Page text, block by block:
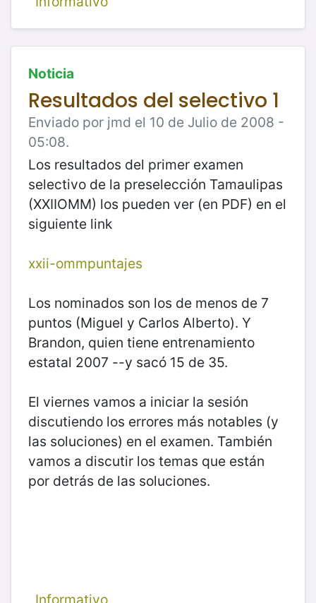
Noticia
Resultados del selectivo 1
Enviado por jmd el 10 de Julio de 2008 -
05:08.
Los resultados del primer examen
selectivo de la preselección Tamaulipas
(XXIIOMM) los pueden ver (en PDF) en el
siguiente link
xxii-ommpuntajes
Los nominados son los de menos de 7
puntos (Miguel y Carlos Alberto). Y
Brandon, quien tiene entrenamiento
estatal 2007 --y sacó 15 de 35.
El viernes vamos a iniciar la sesión
discutiendo los errores más notables (y
las soluciones) en el examen. También
vamos a discutir los temas que están
por detrás de las soluciones.
Informativo